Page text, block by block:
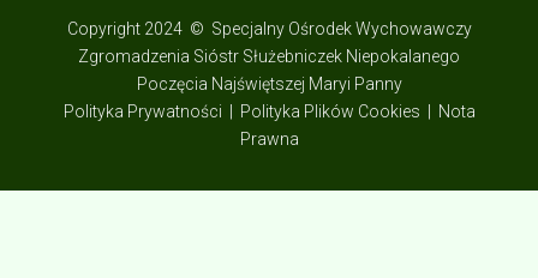
Copyright 2024 © Specjalny Ośrodek Wychowawczy
Zgromadzenia Sióstr Służebniczek Niepokalanego
Poczęcia Najświętszej Maryi Panny
Polityka Prywatności | Polityka Plików Cookies | Nota
Prawna